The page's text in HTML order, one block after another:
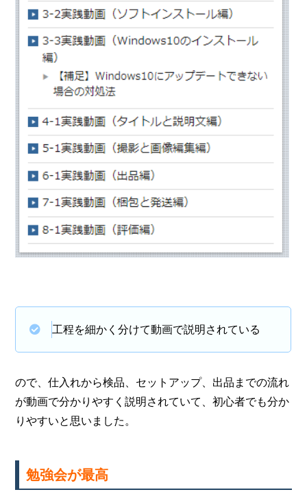
工程を細かく分けて動画で説明されている
ので、仕入れから検品、セットアップ、出品までの流れ
が動画で分かりやすく説明されていて、初心者でも分か
りやすいと思いました。
勉強会が最高